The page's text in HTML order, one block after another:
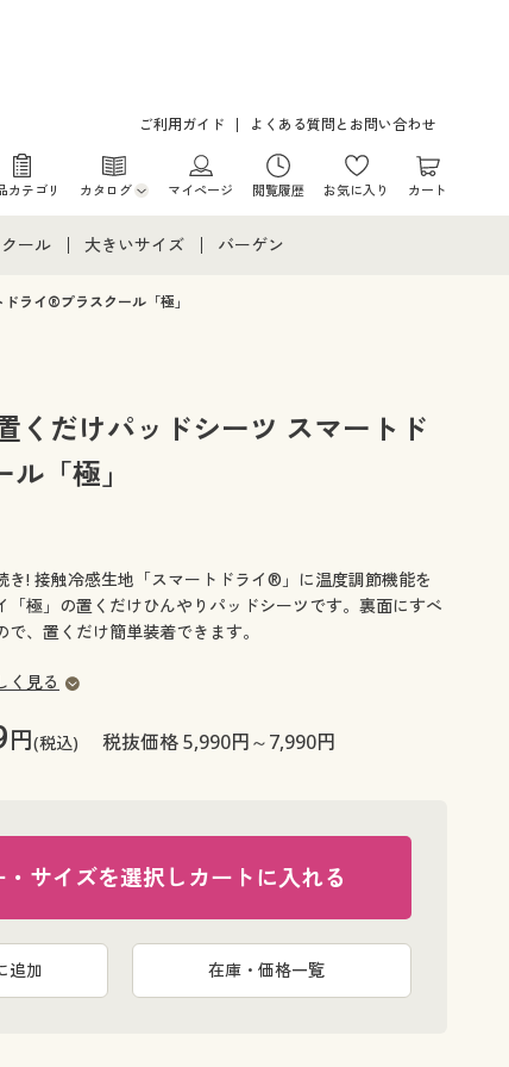
ご利用ガイド よくある質問とお問い合わせ
カテゴリ カタログ
タログ・チラシからのご注文
マイページ 閲覧履歴 お気に入り カート
ール
ールすべて
ティーンズ下着
大きいサイズ
大きいサイズ通販すべて
大きいサイズ レディース下着
大きいサイズ メンズ
バーゲン
ライ®プラスクール「極」
くだけパッドシーツ スマートド
「極」
き! 接触冷感生地「スマートドライ®」に温度調節機能を
「極」の置くだけひんやりパッドシーツです。裏面にすべ
、置くだけ簡単装着できます。
く見る
円(税込) 税抜価格 5,990円～7,990円
・サイズを選択しカートに入れる
追加 在庫・価格一覧